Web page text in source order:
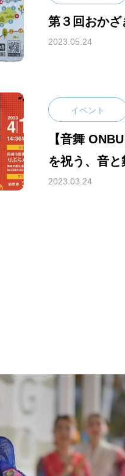
第３回おかざ
2023.05.24
イベント
【音舞
を祝う、音
2023.03.24